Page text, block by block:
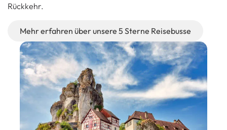
Rückkehr.
Mehr erfahren über unsere 5 Sterne Reisebusse